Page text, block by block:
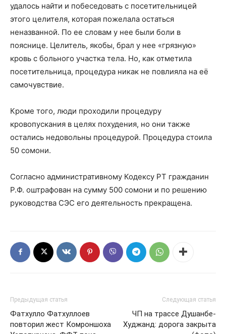
удалось найти и побеседовать с посетительницей
этого целителя, которая пожелала остаться
неназванной. По ее словам у нее были боли в
пояснице. Целитель, якобы, брал у нее «грязную»
кровь с больного участка тела. Но, как отметила
посетительница, процедура никак не повлияла на её
самочувствие.
Кроме того, люди проходили процедуру
кровопускания в целях похудения, но они также
остались недовольны процедурой. Процедура стоила
50 сомони.
Согласно административному Кодексу РТ гражданин
Р.Ф. оштрафован на сумму 500 сомони и по решению
руководства СЭС его деятельность прекращена.
Предыдущая статья
Фатхулло Фатхуллоев
повторил жест Комроншоха
Следующая статья
ЧП на трассе Душанбе-
Худжанд: дорога закрыта